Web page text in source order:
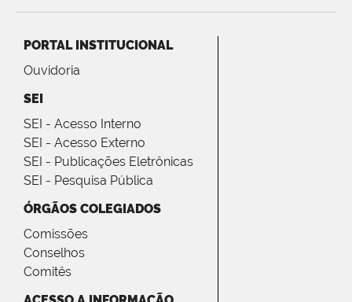
PORTAL INSTITUCIONAL
Ouvidoria
SEI
SEI - Acesso Interno
SEI - Acesso Externo
SEI - Publicações Eletrônicas
SEI - Pesquisa Pública
ÓRGÃOS COLEGIADOS
Comissões
Conselhos
Comitês